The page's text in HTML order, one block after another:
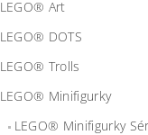
LEGO® Art
LEGO® DOTS
LEGO® Trolls
LEGO® Minifigurky
LEGO® Minifigurky